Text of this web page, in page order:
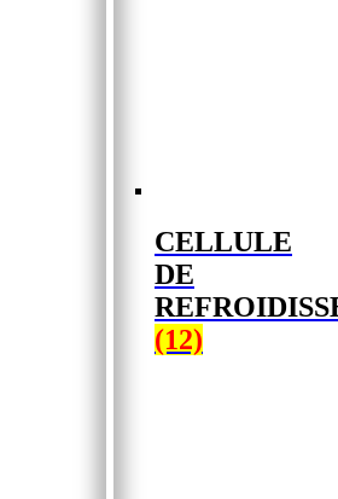
CELLULE
DE
(12)